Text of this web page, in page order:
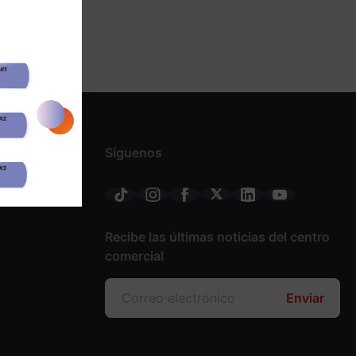
Síguenos
Recibe las últimas noticias del centro
comercial
Enviar